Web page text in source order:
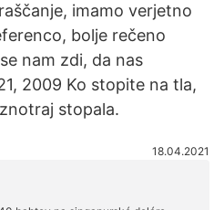
imamo verjetno
bolje rečeno
nam zdi, da nas
2009 Ko stopite na tla,
stopala.
18.04.2021